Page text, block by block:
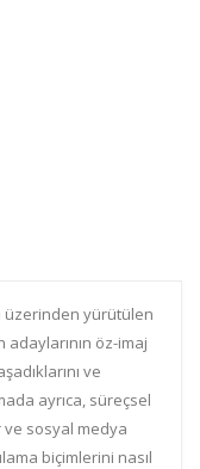
üzerinden yürütülen
öz-imaj
ve
ayrıca, süreçsel
ve sosyal medya
biçimlerini nasıl